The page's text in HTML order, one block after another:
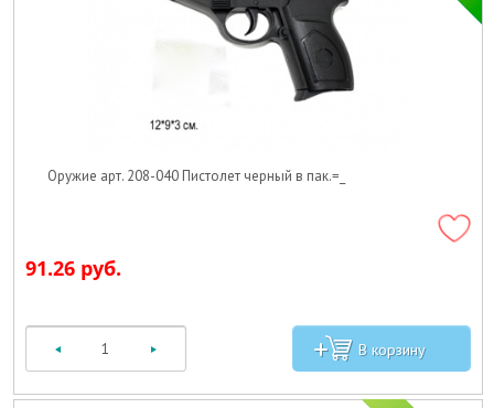
Оружие арт. 208-040 Пистолет черный в пак.=_
91.26 руб.